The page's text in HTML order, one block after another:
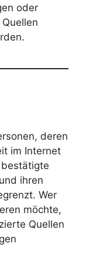
oder
deren
im Internet
ihren
Wer
möchte,
Quellen